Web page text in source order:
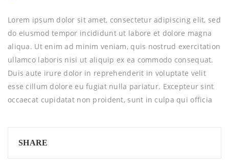
Lorem ipsum dolor sit amet, consectetur adipiscing elit, sed
do eiusmod tempor incididunt ut labore et dolore magna
aliqua. Ut enim ad minim veniam, quis nostrud exercitation
ullamco laboris nisi ut aliquip ex ea commodo consequat.
Duis aute irure dolor in reprehenderit in voluptate velit
esse cillum dolore eu fugiat nulla pariatur. Excepteur sint
occaecat cupidatat non proident, sunt in culpa qui officia
SHARE